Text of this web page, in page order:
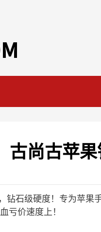
古尚古苹
钻石级硬度！专为苹果
亏价速度上！